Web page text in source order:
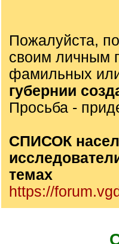
Пожалуйста,
своим личным
фамильных
губернии
Просьба -
СПИСОК
темах
https://